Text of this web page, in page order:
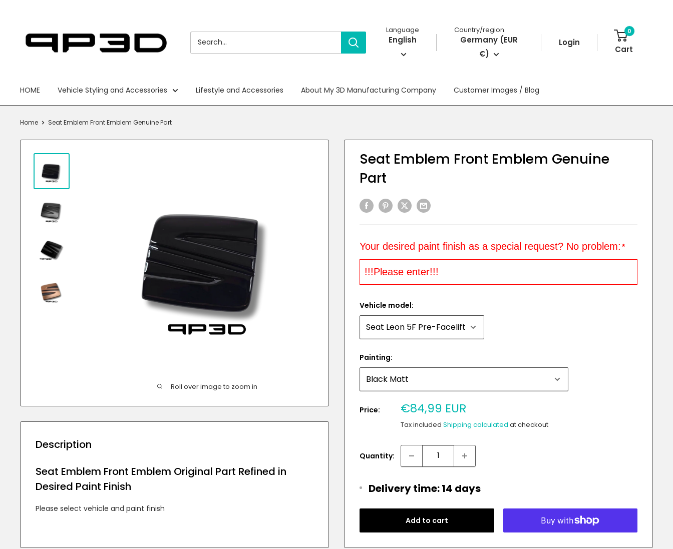
content
Language
English
Country/region
Germany (EUR
€)
Login
0
Cart
HOME Vehicle Styling and Accessories Lifestyle and Accessories About My 3D Manufacturing Company Customer Images / Blog
Home Seat Emblem Front Emblem Genuine Part
Roll over image to zoom in
Seat Emblem Front Emblem Genuine
Part
Your desired paint finish as a special request? No problem: *
Vehicle model:
Painting:
Price: Sale
price
€84,99 EUR
Tax included Shipping calculated at checkout
Quantity:
Delivery time: 14 days
Add to cart
Description
Seat Emblem Front Emblem Original Part Refined in
Desired Paint Finish
Please select vehicle and paint finish